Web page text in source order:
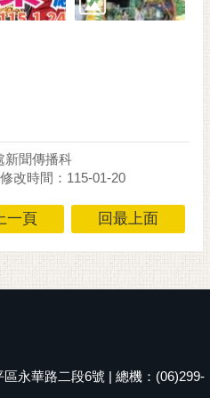
新聞傳播科
修改時間：115-01-20
一頁 回最上面
永華路二段6號 | 總機：(06)299-